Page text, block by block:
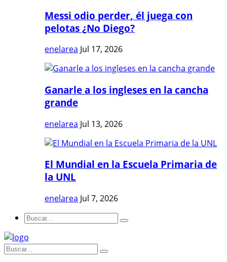
Messi odio perder, él juega con
pelotas ¿No Diego?
enelarea Jul 17, 2026
Ganarle a los ingleses en la cancha
grande
enelarea Jul 13, 2026
El Mundial en la Escuela Primaria de
la UNL
enelarea Jul 7, 2026